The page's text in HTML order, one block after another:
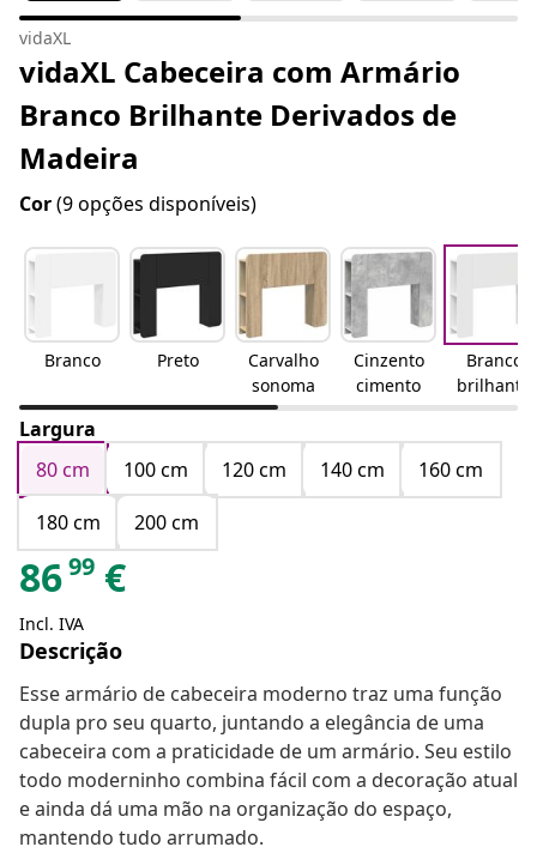
vidaXL
vidaXL Cabeceira com Armário
Branco Brilhante Derivados de
Madeira
Cor(9 opções disponíveis)
Branco Preto
Carvalho
sonoma
Cinzento
cimento
Branco
brilhante
Largura
80 cm
100 cm 120 cm 140 cm
160 cm
180 cm
200 cm
8699 €
Incl. IVA
Descrição
Esse armário de cabeceira moderno traz uma função
dupla pro seu quarto, juntando a elegância de uma
cabeceira com a praticidade de um armário. Seu estilo
todo moderninho combina fácil com a decoração atual
e ainda dá uma mão na organização do espaço,
mantendo tudo arrumado.